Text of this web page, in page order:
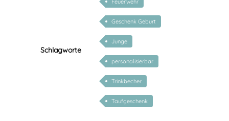
Schlagworte
Feuerwehr
Geschenk Geburt
Junge
personalisierbar
Trinkbecher
Taufgeschenk